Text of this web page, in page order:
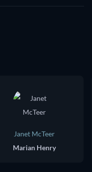
Janet McTeer
Marian Henry